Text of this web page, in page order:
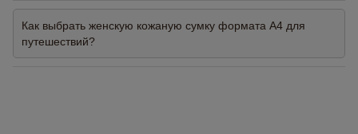
Как выбрать женскую кожаную сумку формата А4 для
путешествий?